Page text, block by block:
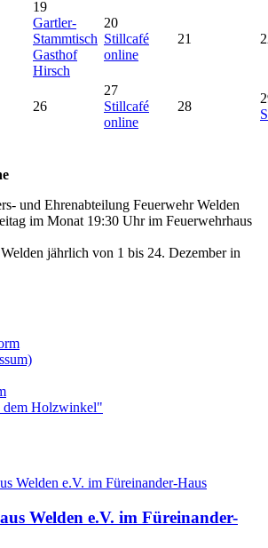
19
Gartler-
Stammtisch
Gasthof
Hirsch
20
Stillcafé
online
21
26
27
Stillcafé
online
28
und Ehrenabteilung Feuerwehr Welden
im Monat 19:30 Uhr im Feuerwehrhaus
jährlich von 1 bis 24. Dezember in
Holzwinkel"
Welden e.V. im Füreinander-